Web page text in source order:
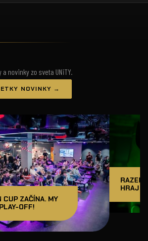
novinky zo sveta UNiTY.
NOVINKY →
CUP ZAČÍNA. MY
OFF!
RAZER
HRAJ